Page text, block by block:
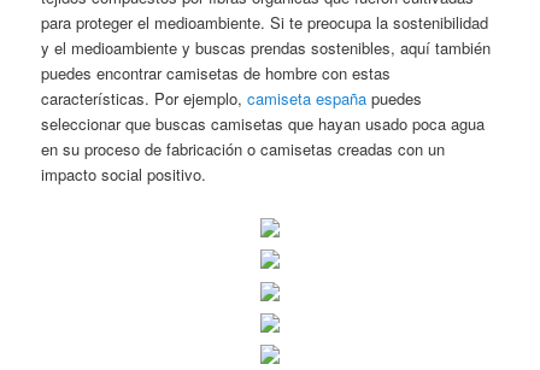
para proteger el medioambiente. Si te preocupa la sostenibilidad
y el medioambiente y buscas prendas sostenibles, aquí también
puedes encontrar camisetas de hombre con estas
características. Por ejemplo,camiseta españa puedes
seleccionar que buscas camisetas que hayan usado poca agua
en su proceso de fabricación o camisetas creadas con un
impacto social positivo.